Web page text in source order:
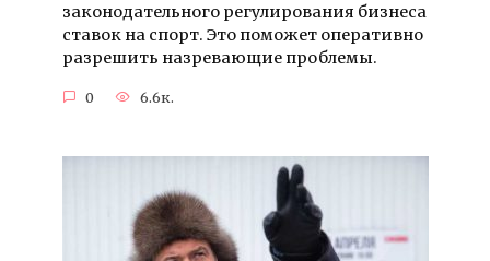
законодательного регулирования бизнеса
ставок на спорт. Это поможет оперативно
разрешить назревающие проблемы.
0 6.6к.